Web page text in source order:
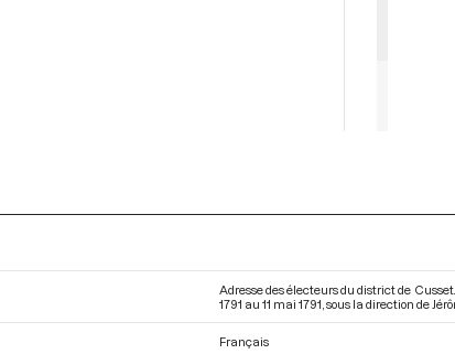
Adresse des électeurs du district de
1791 au 11 mai 1791 , sous la direction de
Français